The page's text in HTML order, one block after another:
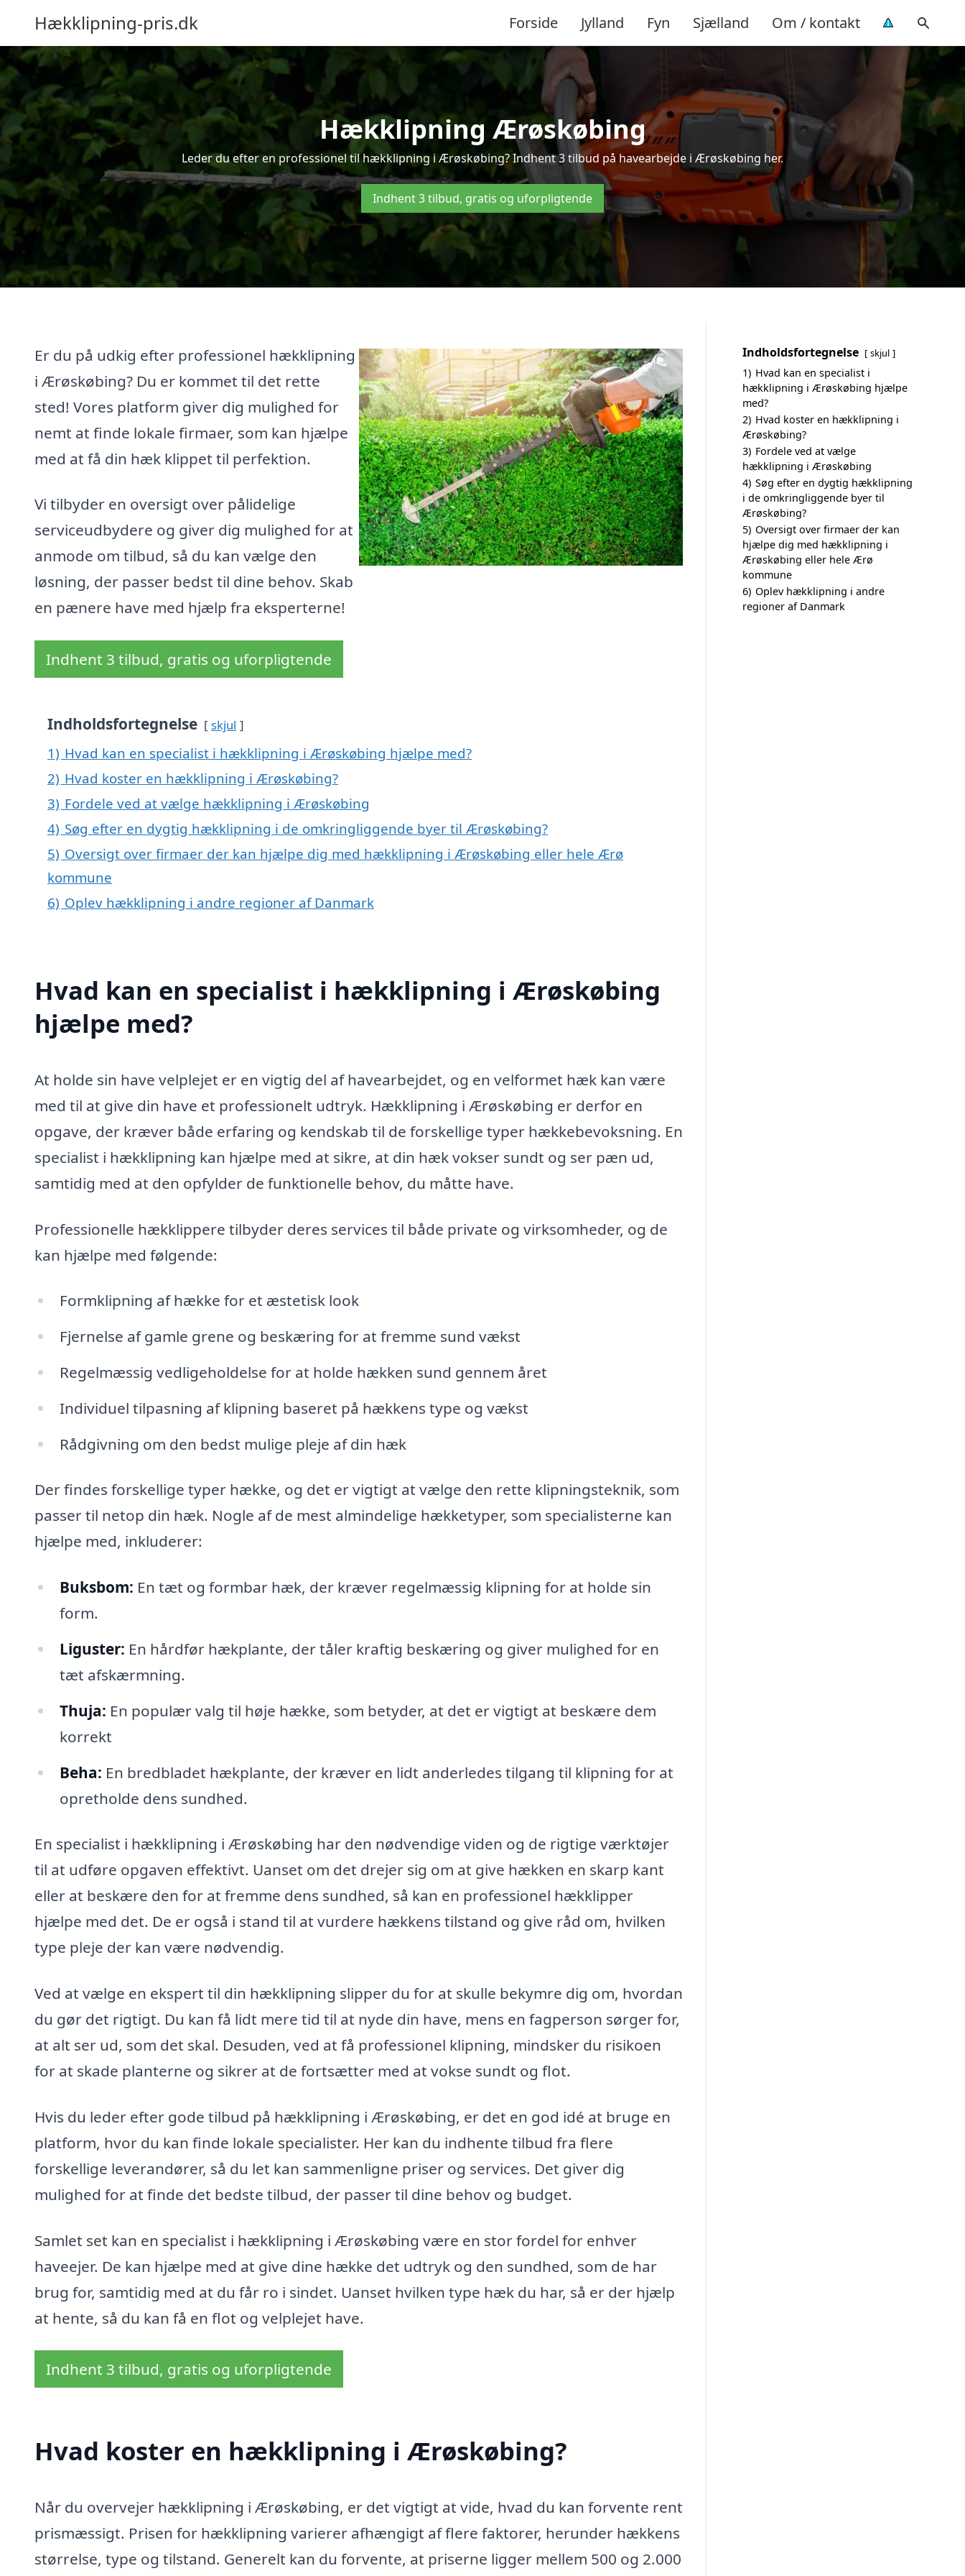
Hækklipning-pris.dk Forside Jylland Fyn Sjælland Om / kontakt
Hækklipning Ærøskøbing
Leder du efter en professionel til hækklipning i Ærøskøbing? Indhent 3 tilbud på havearbejde i Ærøskøbing her.
Indhent 3 tilbud, gratis og uforpligtende
Er du på udkig efter professionel hækklipning
i Ærøskøbing? Du er kommet til det rette
sted! Vores platform giver dig mulighed for
nemt at finde lokale firmaer, som kan hjælpe
med at få din hæk klippet til perfektion.
Vi tilbyder en oversigt over pålidelige
serviceudbydere og giver dig mulighed for at
anmode om tilbud, så du kan vælge den
løsning, der passer bedst til dine behov. Skab
en pænere have med hjælp fra eksperterne!
Indhent 3 tilbud, gratis og uforpligtende
Indholdsfortegnelse skjul
1) Hvad kan en specialist i hækklipning i Ærøskøbing hjælpe med?
2) Hvad koster en hækklipning i Ærøskøbing?
3) Fordele ved at vælge hækklipning i Ærøskøbing
4) Søg efter en dygtig hækklipning i de omkringliggende byer til Ærøskøbing?
5) Oversigt over firmaer der kan hjælpe dig med hækklipning i Ærøskøbing eller hele Ærø
kommune
6) Oplev hækklipning i andre regioner af Danmark
Hvad kan en specialist i hækklipning i Ærøskøbing
hjælpe med?
At holde sin have velplejet er en vigtig del af havearbejdet, og en velformet hæk kan være
med til at give din have et professionelt udtryk. Hækklipning i Ærøskøbing er derfor en
opgave, der kræver både erfaring og kendskab til de forskellige typer hækkebevoksning. En
specialist i hækklipning kan hjælpe med at sikre, at din hæk vokser sundt og ser pæn ud,
samtidig med at den opfylder de funktionelle behov, du måtte have.
Professionelle hækklippere tilbyder deres services til både private og virksomheder, og de
kan hjælpe med følgende:
Formklipning af hække for et æstetisk look
Fjernelse af gamle grene og beskæring for at fremme sund vækst
Regelmæssig vedligeholdelse for at holde hækken sund gennem året
Individuel tilpasning af klipning baseret på hækkens type og vækst
Rådgivning om den bedst mulige pleje af din hæk
Der findes forskellige typer hække, og det er vigtigt at vælge den rette klipningsteknik, som
passer til netop din hæk. Nogle af de mest almindelige hækketyper, som specialisterne kan
hjælpe med, inkluderer:
Buksbom: En tæt og formbar hæk, der kræver regelmæssig klipning for at holde sin
form.
Liguster: En hårdfør hækplante, der tåler kraftig beskæring og giver mulighed for en
tæt afskærmning.
Thuja: En populær valg til høje hække, som betyder, at det er vigtigt at beskære dem
korrekt
Beha: En bredbladet hækplante, der kræver en lidt anderledes tilgang til klipning for at
opretholde dens sundhed.
En specialist i hækklipning i Ærøskøbing har den nødvendige viden og de rigtige værktøjer
til at udføre opgaven effektivt. Uanset om det drejer sig om at give hækken en skarp kant
eller at beskære den for at fremme dens sundhed, så kan en professionel hækklipper
hjælpe med det. De er også i stand til at vurdere hækkens tilstand og give råd om, hvilken
type pleje der kan være nødvendig.
Ved at vælge en ekspert til din hækklipning slipper du for at skulle bekymre dig om, hvordan
du gør det rigtigt. Du kan få lidt mere tid til at nyde din have, mens en fagperson sørger for,
at alt ser ud, som det skal. Desuden, ved at få professionel klipning, mindsker du risikoen
for at skade planterne og sikrer at de fortsætter med at vokse sundt og flot.
Hvis du leder efter gode tilbud på hækklipning i Ærøskøbing, er det en god idé at bruge en
platform, hvor du kan finde lokale specialister. Her kan du indhente tilbud fra flere
forskellige leverandører, så du let kan sammenligne priser og services. Det giver dig
mulighed for at finde det bedste tilbud, der passer til dine behov og budget.
Samlet set kan en specialist i hækklipning i Ærøskøbing være en stor fordel for enhver
haveejer. De kan hjælpe med at give dine hække det udtryk og den sundhed, som de har
brug for, samtidig med at du får ro i sindet. Uanset hvilken type hæk du har, så er der hjælp
at hente, så du kan få en flot og velplejet have.
Indhent 3 tilbud, gratis og uforpligtende
Hvad koster en hækklipning i Ærøskøbing?
Når du overvejer hækklipning i Ærøskøbing, er det vigtigt at vide, hvad du kan forvente rent
prismæssigt. Prisen for hækklipning varierer afhængigt af flere faktorer, herunder hækkens
størrelse, type og tilstand. Generelt kan du forvente, at priserne ligger mellem 500 og 2.000
Indholdsfortegnelse skjul
1) Hvad kan en specialist i
hækklipning i Ærøskøbing hjælpe
med?
2) Hvad koster en hækklipning i
Ærøskøbing?
3) Fordele ved at vælge
hækklipning i Ærøskøbing
4) Søg efter en dygtig hækklipning
i de omkringliggende byer til
Ærøskøbing?
5) Oversigt over firmaer der kan
hjælpe dig med hækklipning i
Ærøskøbing eller hele Ærø
kommune
6) Oplev hækklipning i andre
regioner af Danmark